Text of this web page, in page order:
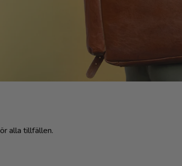
alla tillfällen.